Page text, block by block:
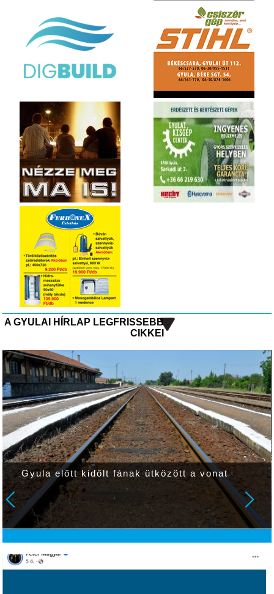
A GYULAI HÍRLAP LEGFRISSEBB
CIKKEI
Gyula előtt kidőlt fának ütközött a vonat